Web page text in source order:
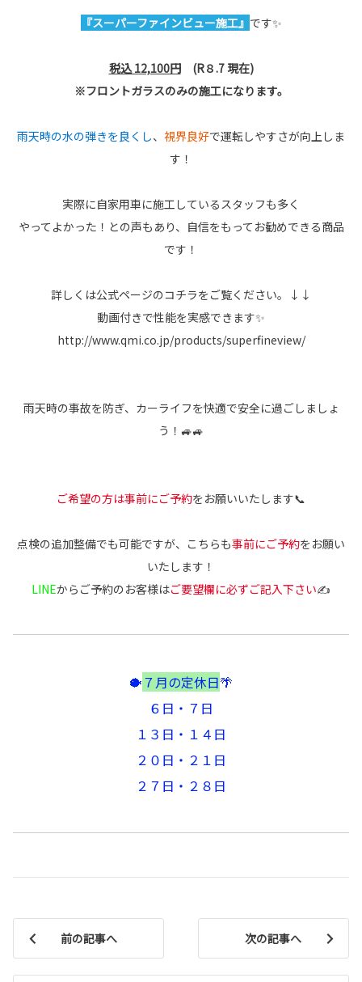
『スーパーファインビュー施工』 です✨
税込 12,100円(R８.7 現在)
※フロントガラスのみの施工になります。
雨天時の水の弾きを良くし、 視界良好で運転しやすさが向上しま
す！
実際に自家用車に施工しているスタッフも多く
やってよかった！との声もあり、自信をもってお勧めできる商品
です！
詳しくは公式ページのコチラをご覧ください。↓↓
動画付きで性能を実感できます✨
http://www.qmi.co.jp/products/superfineview/
雨天時の事故を防ぎ、カーライフを快適で安全に過ごしましょ
う！🚙🚙
ご希望の方は事前にご予約をお願いいたします📞
点検の追加整備でも可能ですが、こちらも事前にご予約をお願い
いたします！
LINEからご予約のお客様はご要望欄に必ずご記入下さい✍
🐡７月の定休日🌴
６日・７日
１３日・１４日
２０日・２１日
２７日・２８日
前の記事へ 次の記事へ